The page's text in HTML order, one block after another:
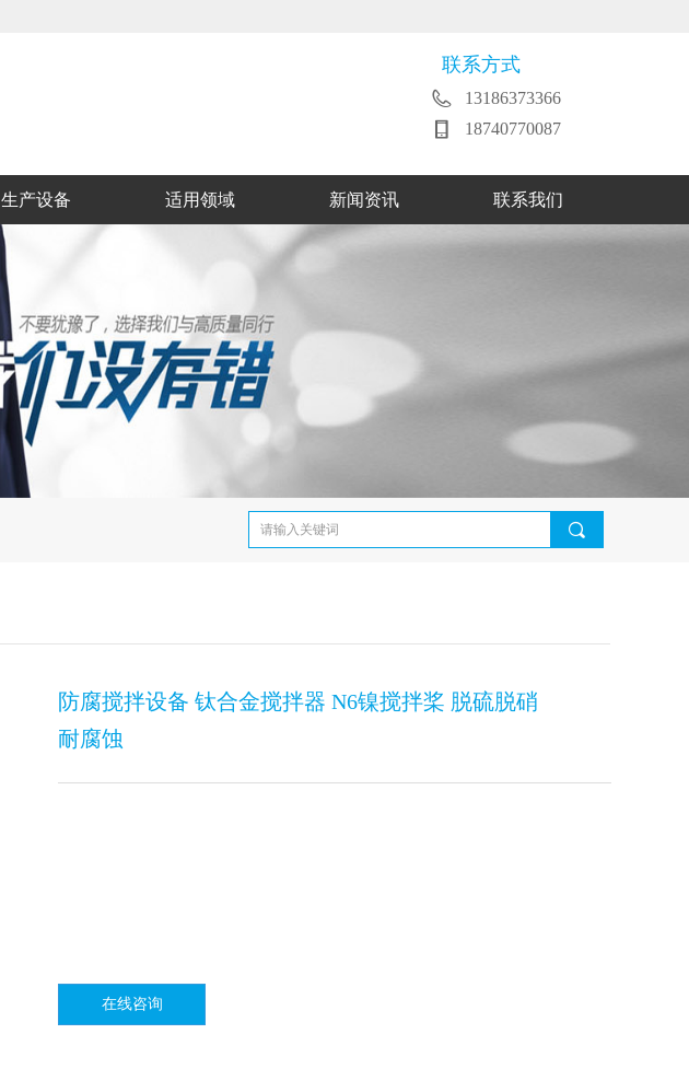
联系方式
13186373366
18740770087
生产设备 适用领域 新闻资讯 联系我们
防腐搅拌设备 钛合金搅拌器 N6镍搅拌桨 脱硫脱硝
耐腐蚀
在线咨询
끠